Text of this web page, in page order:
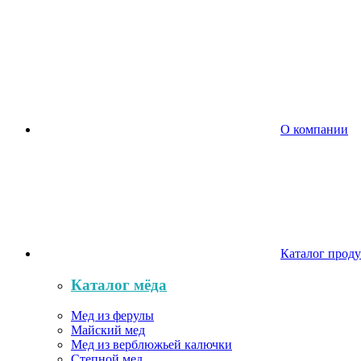
О компании
Каталог
Каталог мёда
Мед из ферулы
Майский мед
Мед из верблюжьей калючки